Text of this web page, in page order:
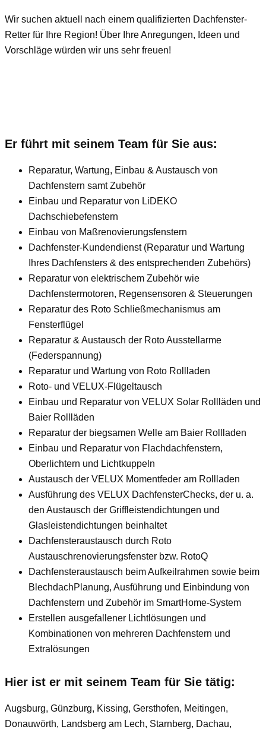
Wir suchen aktuell nach einem qualifizierten Dachfenster-
Retter für Ihre Region! Über Ihre Anregungen, Ideen und
Vorschläge würden wir uns sehr freuen!
Er führt mit seinem Team für Sie aus:
Reparatur, Wartung, Einbau & Austausch von
Dachfenstern samt Zubehör
Einbau und Reparatur von LiDEKO
Dachschiebefenstern
Einbau von Maßrenovierungsfenstern
Dachfenster-Kundendienst (Reparatur und Wartung
Ihres Dachfensters & des entsprechenden Zubehörs)
Reparatur von elektrischem Zubehör wie
Dachfenstermotoren, Regensensoren & Steuerungen
Reparatur des Roto Schließmechanismus am
Fensterflügel
Reparatur & Austausch der Roto Ausstellarme
(Federspannung)
Reparatur und Wartung von Roto Rollladen
Roto- und VELUX-Flügeltausch
Einbau und Reparatur von VELUX Solar Rollläden und
Baier Rollläden
Reparatur der biegsamen Welle am Baier Rollladen
Einbau und Reparatur von Flachdachfenstern,
Oberlichtern und Lichtkuppeln
Austausch der VELUX Momentfeder am Rollladen
Ausführung des VELUX DachfensterChecks, der u. a.
den Austausch der Griffleistendichtungen und
Glasleistendichtungen beinhaltet
Dachfensteraustausch durch Roto
Austauschrenovierungsfenster bzw. RotoQ
Dachfensteraustausch beim Aufkeilrahmen sowie beim
BlechdachPlanung, Ausführung und Einbindung von
Dachfenstern und Zubehör im SmartHome-System
Erstellen ausgefallener Lichtlösungen und
Kombinationen von mehreren Dachfenstern und
Extralösungen
Hier ist er mit seinem Team für Sie tätig:
Augsburg, Günzburg, Kissing, Gersthofen, Meitingen,
Donauwörth, Landsberg am Lech, Starnberg, Dachau,